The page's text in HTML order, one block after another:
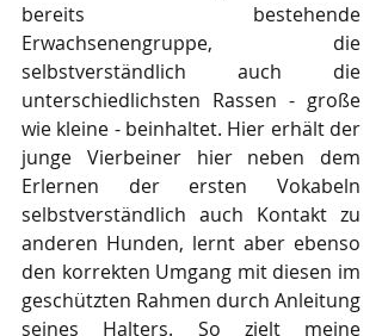
bereits bestehende
Erwachsenengruppe, die
selbstverständlich auch die
unterschiedlichsten Rassen - große
wie kleine - beinhaltet. Hier erhält der
junge Vierbeiner hier neben dem
Erlernen der ersten Vokabeln
selbstverständlich auch Kontakt zu
anderen Hunden, lernt aber ebenso
den korrekten Umgang mit diesen im
geschützten Rahmen durch Anleitung
seines Halters. So zielt meine